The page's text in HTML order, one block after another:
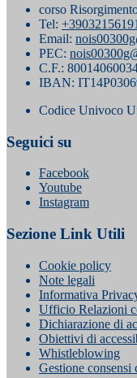
corso
Tel: +39032156191
Email:
PEC:
C.F.:
IBAN:
Codice Univoco
Seguici su
Facebook
Youtube
Instagram
Sezione Link Utili
Cookie policy
Note legali
Informativa
Ufficio Relazioni
Dichiarazione di
Obiettivi di
Whistleblowing
Gestione consensi